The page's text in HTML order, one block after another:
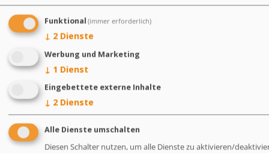
Robert Fritsche
Telefon 0160 94607667
E-Mail
fritsche@sn-neuruppin.de
Funktional (immer erforderlich)
↓ 2 Dienste
Werbung und Marketing
↓ 1 Dienst
Eingebettete externe Inhalte
↓ 2 Dienste
Alle Dienste umschalten
Diesen Schalter nutzen, um alle Dienste zu aktivieren/